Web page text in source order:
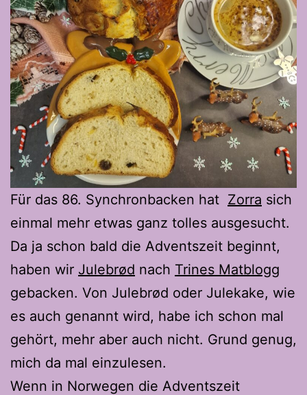
Für das 86. Synchronbacken hat Zorra sich
einmal mehr etwas ganz tolles ausgesucht.
Da ja schon bald die Adventszeit beginnt,
haben wir Julebrød nach Trines Matblogg
gebacken. Von Julebrød oder Julekake, wie
es auch genannt wird, habe ich schon mal
gehört, mehr aber auch nicht. Grund genug,
mich da mal einzulesen.
Wenn in Norwegen die Adventszeit